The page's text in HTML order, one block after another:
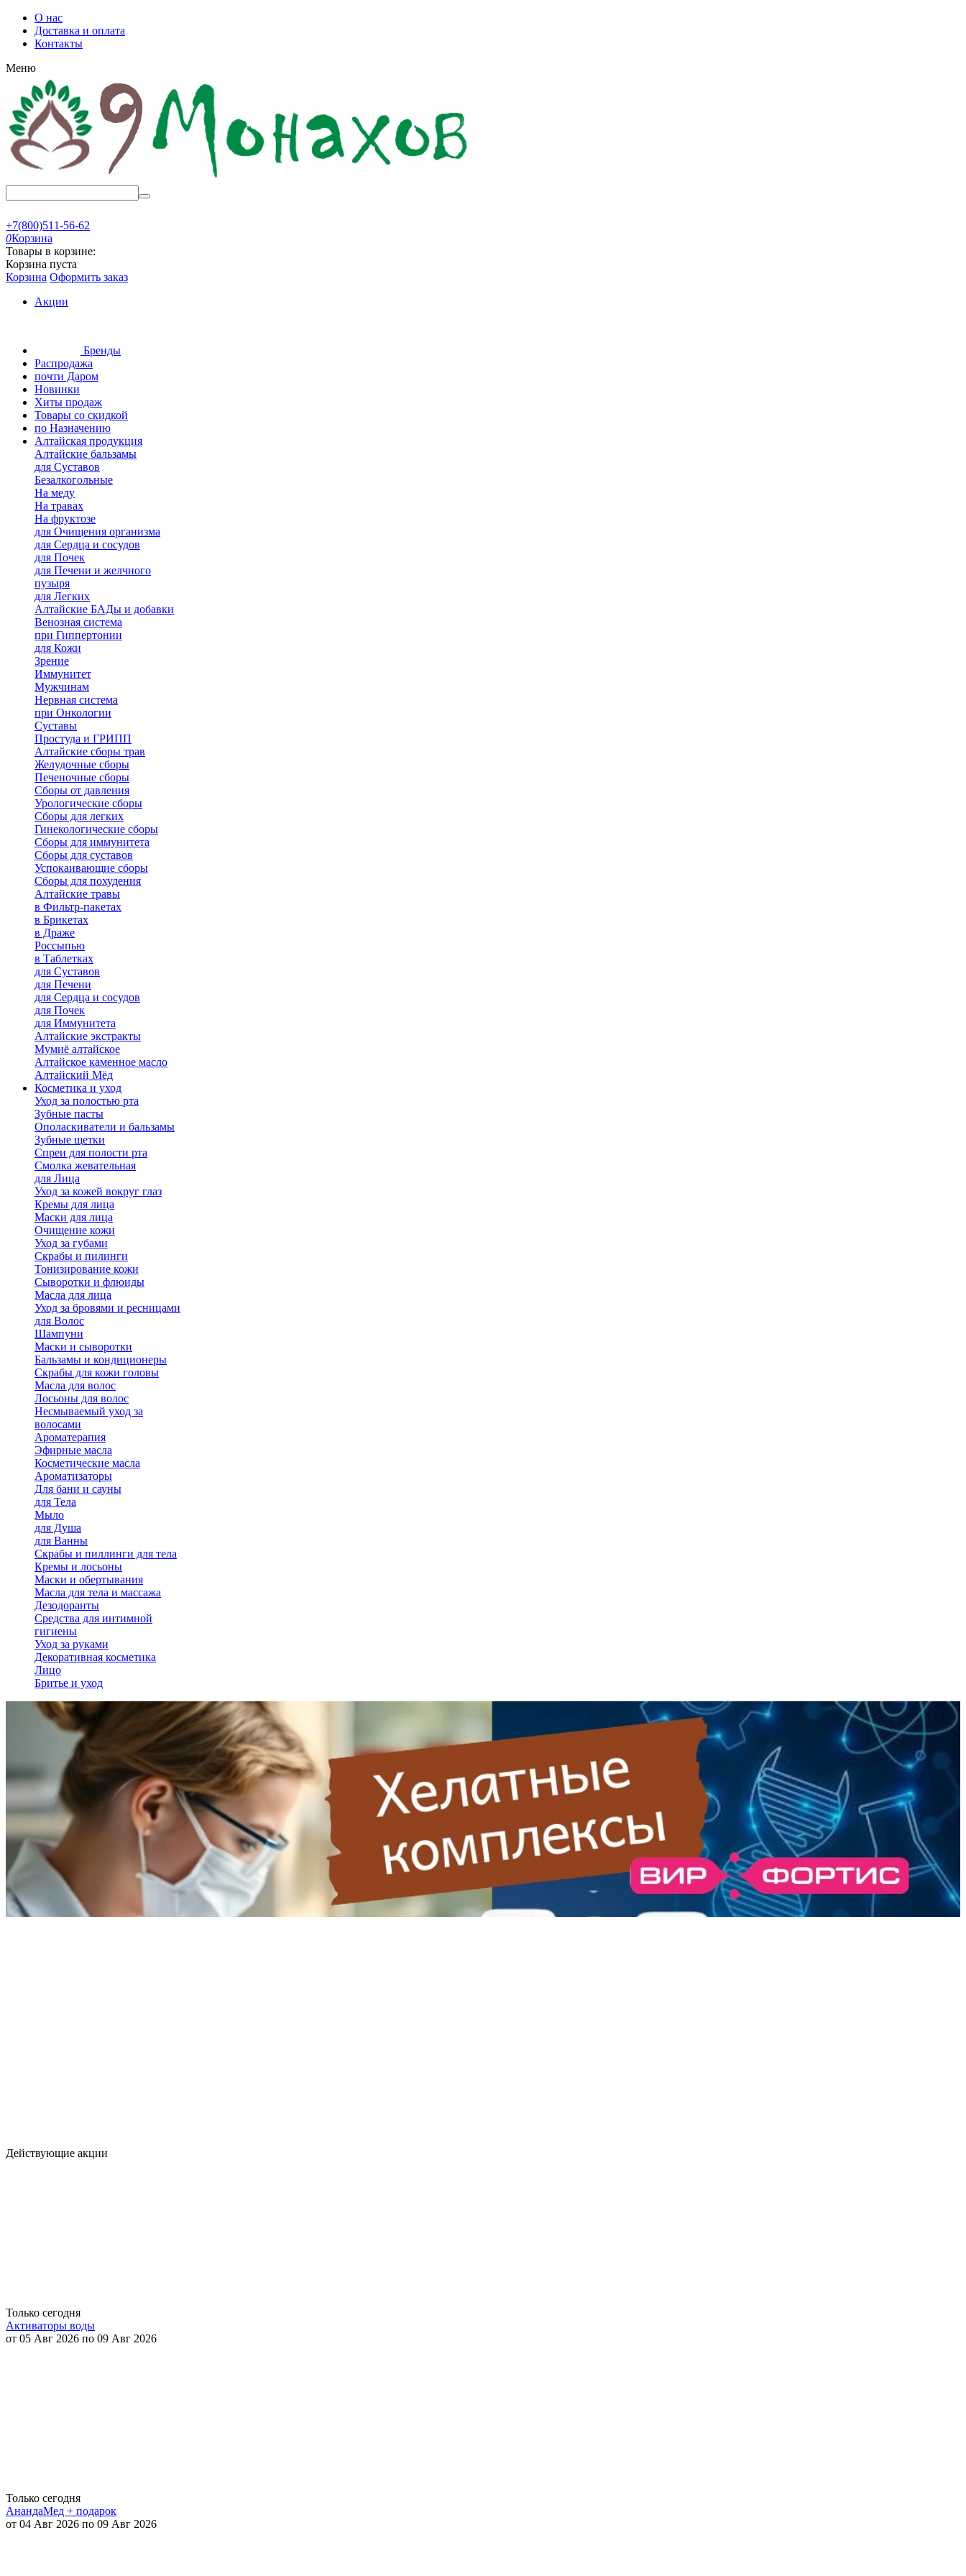
О нас
Доставка и оплата
Контакты
Меню
+7(800)511-56-62
0Корзина
Товары в корзине:
Корзина пуста
Корзина Оформить заказ
Акции
Бренды
Распродажа
почти Даром
Новинки
Хиты продаж
Товары со скидкой
по Назначению
Алтайская продукция
Алтайские бальзамы
для Суставов
Безалкогольные
На меду
На травах
На фруктозе
для Очищения организма
для Сердца и сосудов
для Почек
для Печени и желчного
пузыря
для Легких
Алтайские БАДы и добавки
Венозная система
при Гиппертонии
для Кожи
Зрение
Иммунитет
Мужчинам
Нервная система
при Онкологии
Суставы
Простуда и ГРИПП
Алтайские сборы трав
Желудочные сборы
Печеночные сборы
Сборы от давления
Урологические сборы
Сборы для легких
Гинекологические сборы
Сборы для иммунитета
Сборы для суставов
Успокаивающие сборы
Сборы для похудения
Алтайские травы
в Фильтр-пакетах
в Брикетах
в Драже
Россыпью
в Таблетках
для Cуставов
для Печени
для Сердца и сосудов
для Почек
для Иммунитета
Алтайские экстракты
Мумиё алтайское
Алтайское каменное масло
Алтайский Мёд
Косметика и уход
Уход за полостью рта
Зубные пасты
Ополаскиватели и бальзамы
Зубные щетки
Спреи для полости рта
Смолка жевательная
для Лица
Уход за кожей вокруг глаз
Кремы для лица
Маски для лица
Очищение кожи
Уход за губами
Скрабы и пилинги
Тонизирование кожи
Сыворотки и флюиды
Масла для лица
Уход за бровями и ресницами
для Волос
Шампуни
Маски и сыворотки
Бальзамы и кондиционеры
Скрабы для кожи головы
Масла для волос
Лосьоны для волос
Несмываемый уход за
волосами
Ароматерапия
Эфирные масла
Косметические масла
Ароматизаторы
Для бани и сауны
для Тела
Мыло
для Душа
для Ванны
Скрабы и пиллинги для тела
Кремы и лосьоны
Маски и обертывания
Масла для тела и массажа
Дезодоранты
Средства для интимной
гигиены
Уход за руками
Декоративная косметика
Лицо
Бритье и уход
Действующие акции
Только сегодня
Активаторы воды
от 05 Авг 2026 по 09 Авг 2026
Только сегодня
АнандаМед + подарок
от 04 Авг 2026 по 09 Авг 2026